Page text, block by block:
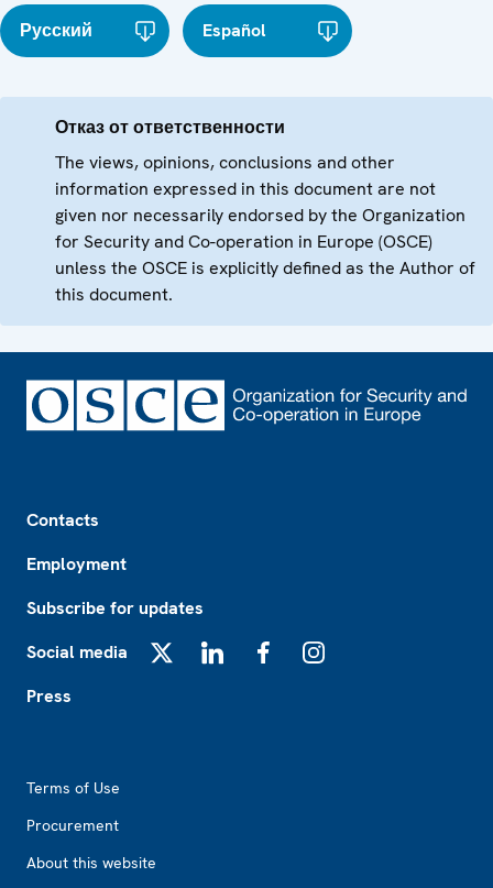
Русский Español
Отказ от ответственности
The views, opinions, conclusions and other
information expressed in this document are not
given nor necessarily endorsed by the Organization
for Security and Co-operation in Europe (OSCE)
unless the OSCE is explicitly defined as the Author of
this document.
Contacts
Employment
Subscribe for updates
Social media
Press
Terms of Use
Procurement
About this website